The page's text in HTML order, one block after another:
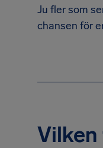
Ju fler som
chansen för